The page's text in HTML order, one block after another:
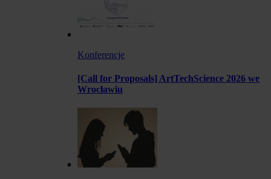
Konferencje
[Call for Proposals] ArtTechScience 2026 we
Wrocławiu